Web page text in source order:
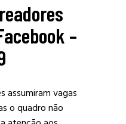
–
assumiram vagas
o quadro não